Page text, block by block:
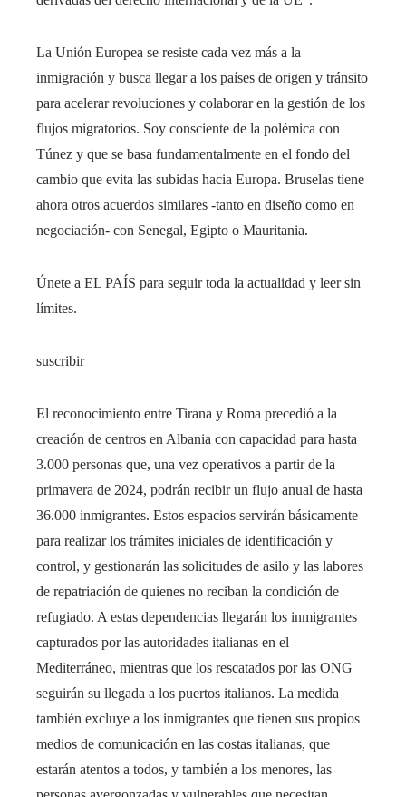
La Unión Europea se resiste cada vez más a la
inmigración y busca llegar a los países de origen y tránsito
para acelerar revoluciones y colaborar en la gestión de los
flujos migratorios. Soy consciente de la polémica con
Túnez y que se basa fundamentalmente en el fondo del
cambio que evita las subidas hacia Europa. Bruselas tiene
ahora otros acuerdos similares -tanto en diseño como en
negociación- con Senegal, Egipto o Mauritania.
Únete a EL PAÍS para seguir toda la actualidad y leer sin
límites.
suscribir
El reconocimiento entre Tirana y Roma precedió a la
creación de centros en Albania con capacidad para hasta
3.000 personas que, una vez operativos a partir de la
primavera de 2024, podrán recibir un flujo anual de hasta
36.000 inmigrantes. Estos espacios servirán básicamente
para realizar los trámites iniciales de identificación y
control, y gestionarán las solicitudes de asilo y las labores
de repatriación de quienes no reciban la condición de
refugiado. A estas dependencias llegarán los inmigrantes
capturados por las autoridades italianas en el
Mediterráneo, mientras que los rescatados por las ONG
seguirán su llegada a los puertos italianos. La medida
también excluye a los inmigrantes que tienen sus propios
medios de comunicación en las costas italianas, que
estarán atentos a todos, y también a los menores, las